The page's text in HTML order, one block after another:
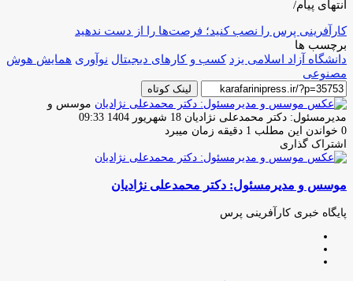
انتهای پیام/
کارآفرینی پرس را نصب کنید؛ فرصت‌ها را از دست ندهید
برچسب ها
دانشگاه آزاد اسلامی یزد کسب و کارهای دیجیتال نوآوری همایش هوش
مصنوعی
لینک کوتاه
موسس و
مدیرمسئول: دکتر محمدعلی نژادیان ارسال
ایمیل
18 شهریور 1404 09:33
0 خواندن این مطلب 1 دقیقه زمان میبرد
اشتراک گذاری
فیس
توئیتر
لینکدین
واتس
تلگرام
اشتراک
از
ایمیل
چاپ
موسس و مدیرمسئول: دکتر محمدعلی نژادیان
پایگاه خبری کارآفرینی پرس